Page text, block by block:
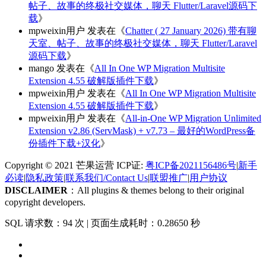
帖子、故事的终极社交媒体，聊天 Flutter/Laravel源码下
载》
mpweixin用户 发表在《Chatter ( 27 January 2026) 带有聊
天室、帖子、故事的终极社交媒体，聊天 Flutter/Laravel
源码下载》
mango 发表在《All In One WP Migration Multisite
Extension 4.55 破解版插件下载》
mpweixin用户 发表在《All In One WP Migration Multisite
Extension 4.55 破解版插件下载》
mpweixin用户 发表在《All-in-One WP Migration Unlimited
Extension v2.86 (ServMask) + v7.73 – 最好的WordPress备
份插件下载+汉化》
Copyright © 2021 芒果运营 ICP证: 粤ICP备2021156486号|新手
必读|隐私政策|联系我们/Contact Us|联盟推广|用户协议
DISCLAIMER ：All plugins & themes belong to their original
copyright developers.
SQL 请求数：94 次 | 页面生成耗时：0.28650 秒